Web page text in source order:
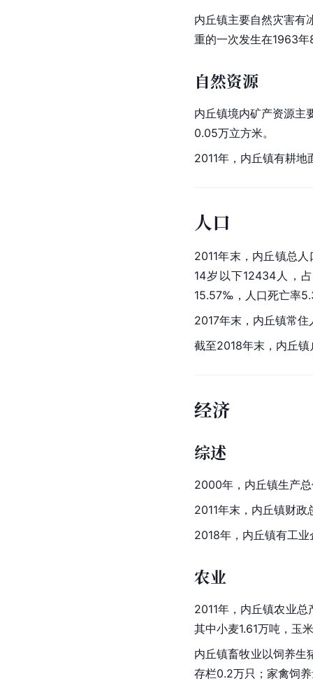
内丘镇主要自然灾害有
重的一次发生在1963
自然资源
内丘镇境内矿产资源主
0.05万立方米。
2011年，内丘镇有耕地
人口
2011年末，内丘镇总
14岁以下12434人，
15.57‰，人口死亡率
2017年末，内丘镇常
截至2018年末，内丘
经济
综述
2000年，内丘镇生产
2011年末，内丘镇财
2018年，内丘镇有工
农业
2011年，内丘镇农业
其中小麦1.61万吨，玉
内丘镇畜牧业以饲养
存栏0.2万只；家禽饲